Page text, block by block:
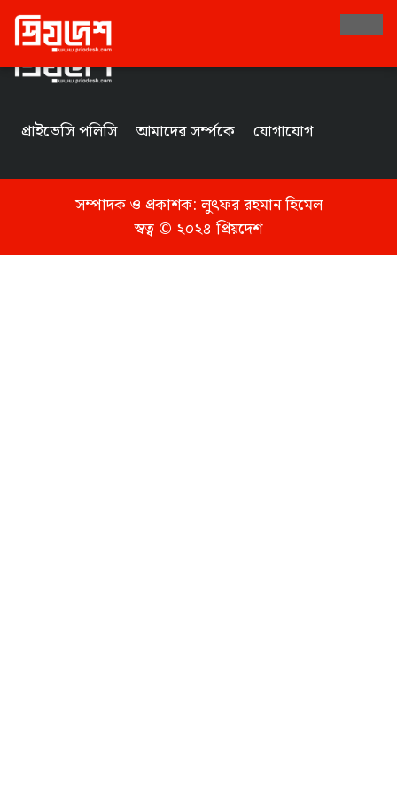
Tag
প্রাইভেসি পলিসি আমাদের সর্ম্পকে যোগাযোগ
সম্পাদক ও প্রকাশক: লুৎফর রহমান হিমেল
স্বত্ব © ২০২৪ প্রিয়দেশ